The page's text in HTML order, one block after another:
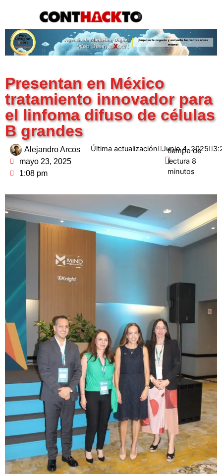
Presentan en México
tratamiento innovador para
el linfoma difuso de células
B grandes
Alejandro Arcos
mayo 23, 2025
1:08 pm
Última actualización Junio 4, 2025